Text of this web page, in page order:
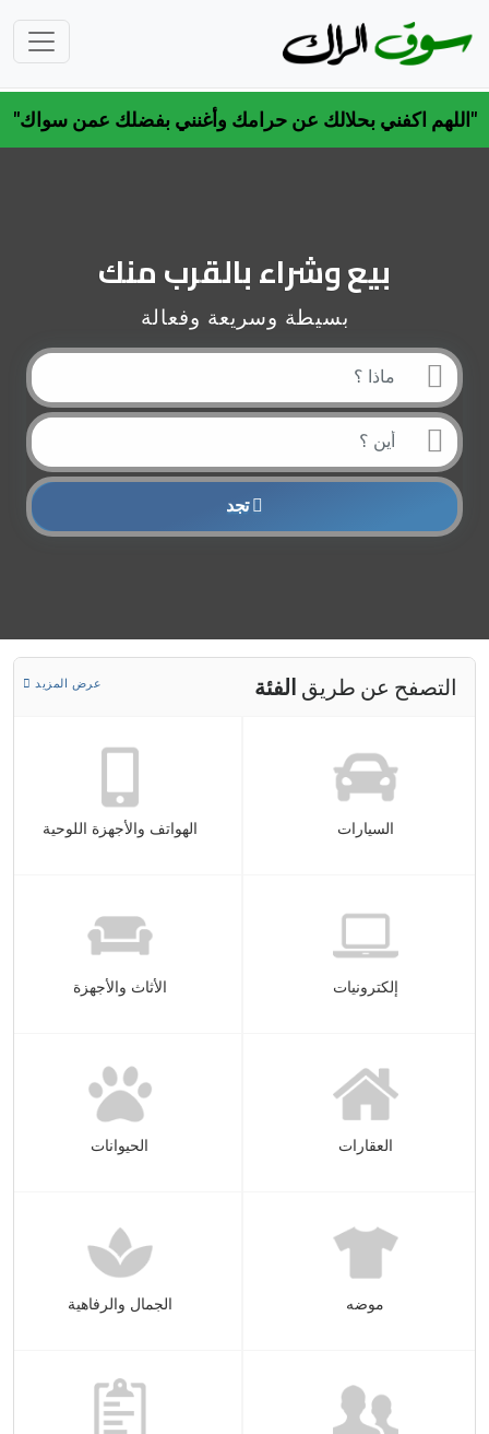
"اللهم اكفني بحلالك عن حرامك وأغنني بفضلك عمن سواك"
بيع وشراء بالقرب منك
بسيطة وسريعة وفعالة
تجد
التصفح عن طريق الفئة عرض المزيد
السيارات الهواتف والأجهزة اللوحية
إلكترونيات الأثاث والأجهزة
العقارات الحيوانات
موضه الجمال والرفاهية